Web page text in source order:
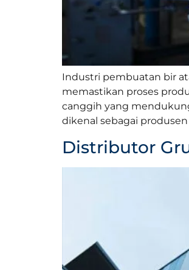
Industri pembuatan bir
memastikan proses
canggih yang
dikenal sebagai
Distributor